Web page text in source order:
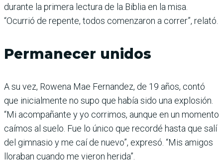
durante la primera lectura de la Biblia en la misa.
“Ocurrió de repente, todos comenzaron a correr”, relató.
Permanecer unidos
A su vez, Rowena Mae Fernandez, de 19 años, contó
que inicialmente no supo que había sido una explosión.
“Mi acompañante y yo corrimos, aunque en un momento
caímos al suelo. Fue lo único que recordé hasta que salí
del gimnasio y me caí de nuevo”, expresó. “Mis amigos
lloraban cuando me vieron herida”.